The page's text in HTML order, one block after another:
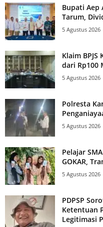
Bupati Aep
Tarum,
5 Agustus 2026
Klaim
dari Rp100
5 Agustus 2026
Polresta
5 Agustus 2026
Pelajar
GOKAR,
5 Agustus 2026
PDPSP
Ketentuan
Legitimasi